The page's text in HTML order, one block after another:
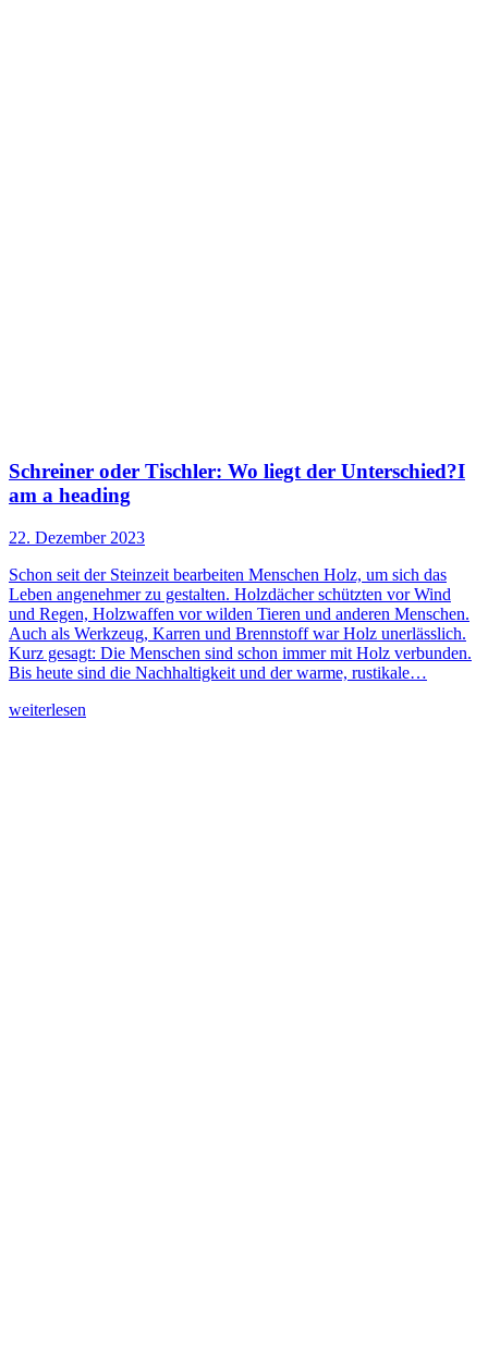
Schreiner oder Tischler: Wo liegt der Unterschied?I
am a heading
22. Dezember 2023
Schon seit der Steinzeit bearbeiten Menschen Holz, um sich das
Leben angenehmer zu gestalten. Holzdächer schützten vor Wind
und Regen, Holzwaffen vor wilden Tieren und anderen Menschen.
Auch als Werkzeug, Karren und Brennstoff war Holz unerlässlich.
Kurz gesagt: Die Menschen sind schon immer mit Holz verbunden.
Bis heute sind die Nachhaltigkeit und der warme, rustikale…
weiterlesen